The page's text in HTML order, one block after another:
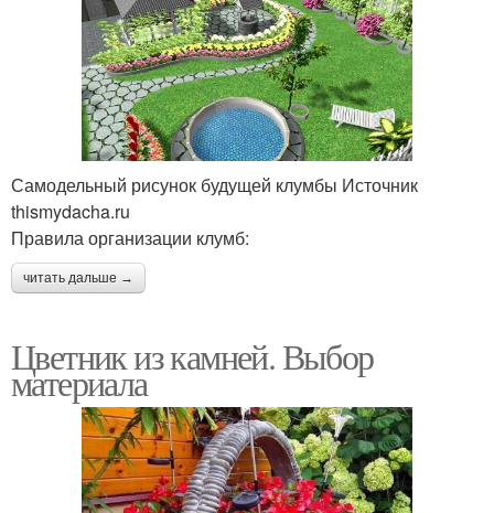
Самодельный рисунок будущей клумбы Источник
thismydacha.ru
Правила организации клумб:
читать дальше →
Цветник из камней. Выбор
материала